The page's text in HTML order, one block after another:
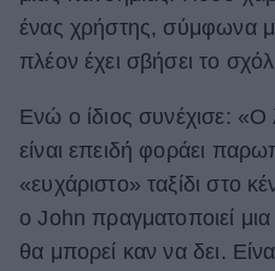
ένας χρήστης, σύμφωνα
πλέον έχει σβήσει το
Ενώ ο ίδιος συνέχισε:
είναι επειδή φοράει
«ευχάριστο» ταξίδι στο
ο John πραγματοποιεί
θα μπορεί καν να δει.